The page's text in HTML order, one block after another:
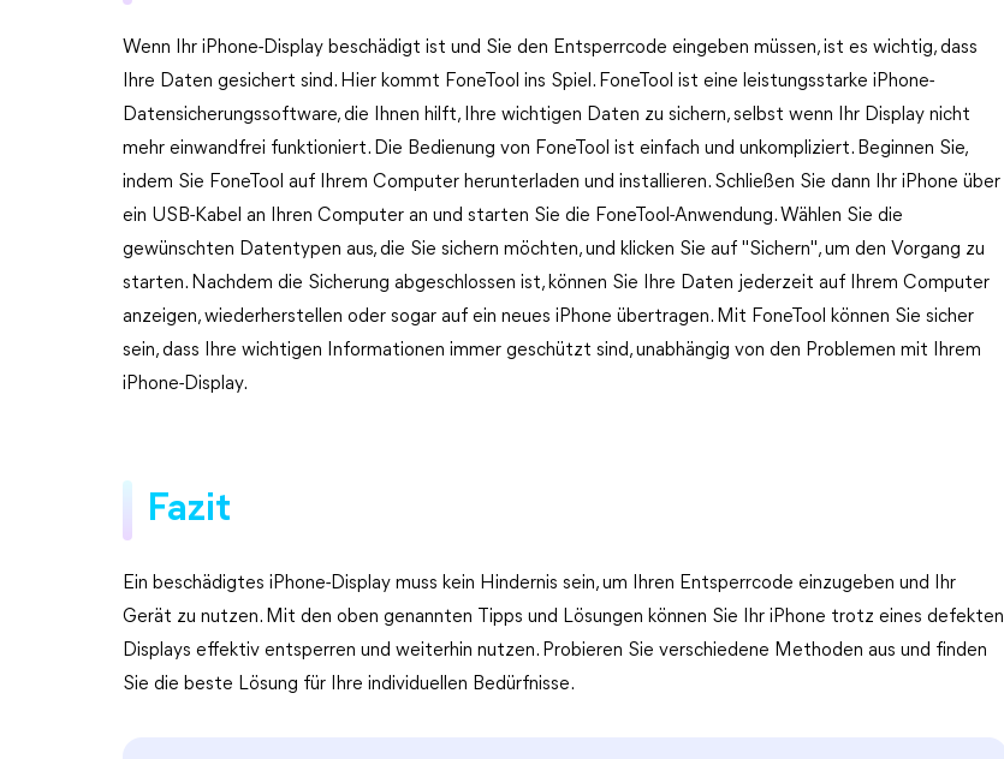
Wenn Ihr iPhone-Display beschädigt ist und Sie den Entsperrcode eingeben müssen, ist es wichtig, dass
Ihre Daten gesichert sind. Hier kommt FoneTool ins Spiel. FoneTool ist eine leistungsstarke iPhone-
Datensicherungssoftware, die Ihnen hilft, Ihre wichtigen Daten zu sichern, selbst wenn Ihr Display nicht
mehr einwandfrei funktioniert. Die Bedienung von FoneTool ist einfach und unkompliziert. Beginnen Sie,
indem Sie FoneTool auf Ihrem Computer herunterladen und installieren. Schließen Sie dann Ihr iPhone über
ein USB-Kabel an Ihren Computer an und starten Sie die FoneTool-Anwendung. Wählen Sie die
gewünschten Datentypen aus, die Sie sichern möchten, und klicken Sie auf "Sichern", um den Vorgang zu
starten. Nachdem die Sicherung abgeschlossen ist, können Sie Ihre Daten jederzeit auf Ihrem Computer
anzeigen, wiederherstellen oder sogar auf ein neues iPhone übertragen. Mit FoneTool können Sie sicher
sein, dass Ihre wichtigen Informationen immer geschützt sind, unabhängig von den Problemen mit Ihrem
iPhone-Display.
Fazit
Ein beschädigtes iPhone-Display muss kein Hindernis sein, um Ihren Entsperrcode einzugeben und Ihr
Gerät zu nutzen. Mit den oben genannten Tipps und Lösungen können Sie Ihr iPhone trotz eines defekten
Displays effektiv entsperren und weiterhin nutzen. Probieren Sie verschiedene Methoden aus und finden
Sie die beste Lösung für Ihre individuellen Bedürfnisse.